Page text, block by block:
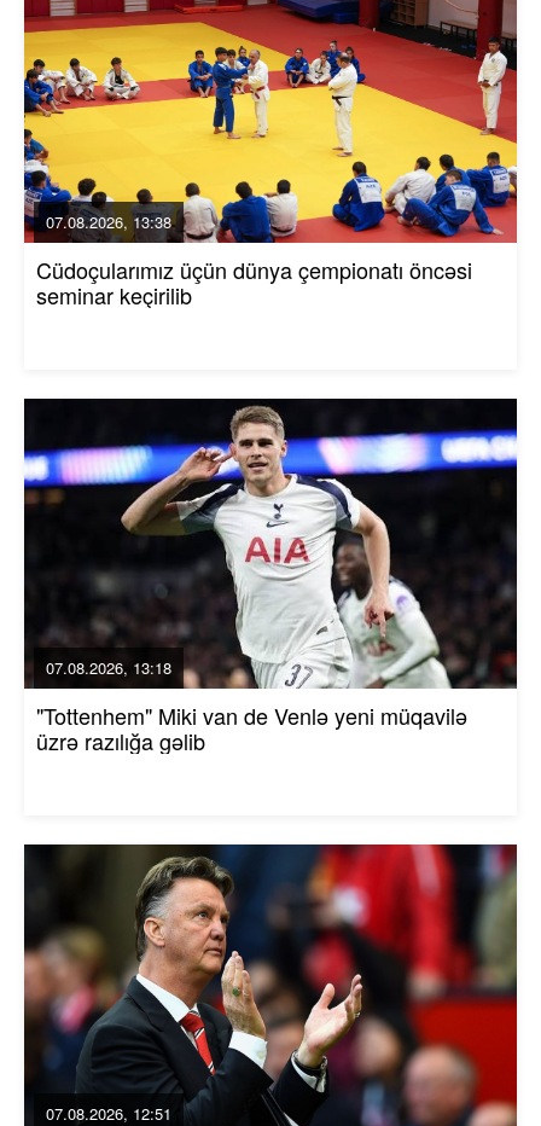
07.08.2026, 13:38
Cüdoçularımız üçün dünya çempionatı öncəsi
seminar keçirilib
07.08.2026, 13:18
"Tottenhem" Miki van de Venlə yeni müqavilə
üzrə razılığa gəlib
07.08.2026, 12:51